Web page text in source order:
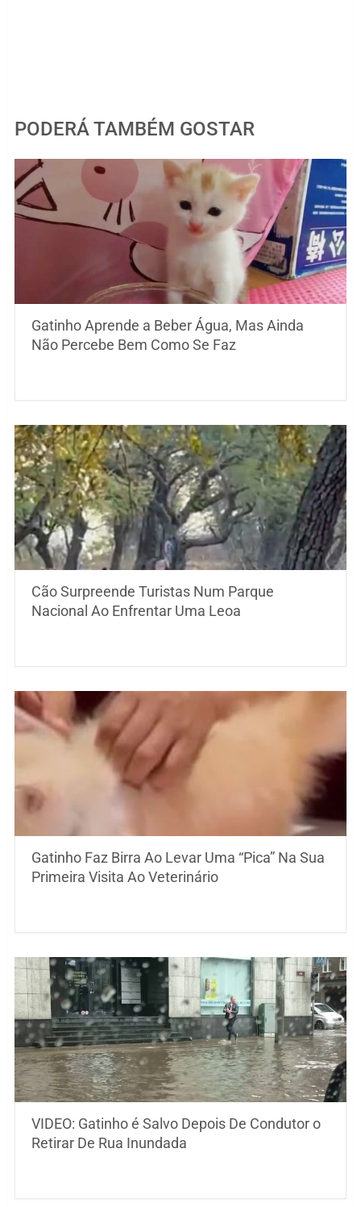
PODERÁ TAMBÉM GOSTAR
Gatinho Aprende a Beber Água, Mas Ainda
Não Percebe Bem Como Se Faz
Cão Surpreende Turistas Num Parque
Nacional Ao Enfrentar Uma Leoa
Gatinho Faz Birra Ao Levar Uma “Pica” Na Sua
Primeira Visita Ao Veterinário
VIDEO: Gatinho é Salvo Depois De Condutor o
Retirar De Rua Inundada